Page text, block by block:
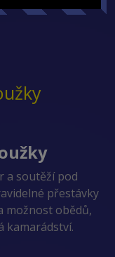
a soutěží pod
přestávky
možnost obědů,
kamarádství.